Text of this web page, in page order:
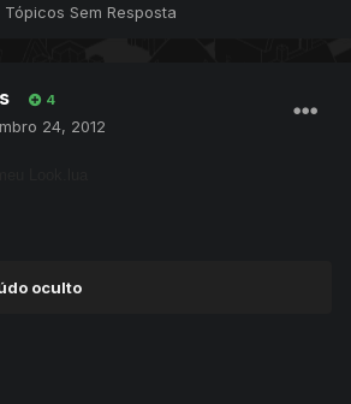
Tópicos Sem Resposta
4
24, 2012
oculto